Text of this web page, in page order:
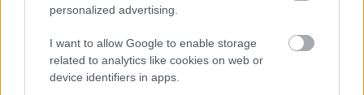
personalized advertising.
I want to allow Google to enable storage
related to analytics like cookies on web or
device identifiers in apps.